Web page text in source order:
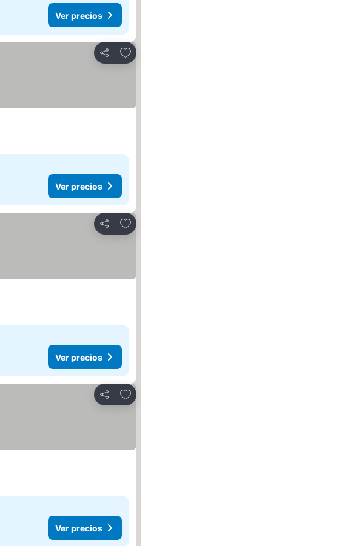
Ver precios
Compartir
Agregar a favoritos
Ver precios
Compartir
Agregar a favoritos
Ver precios
Compartir
Agregar a favoritos
Ver precios